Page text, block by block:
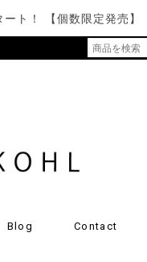
ト！ 【個数限定発売】
Blog Contact